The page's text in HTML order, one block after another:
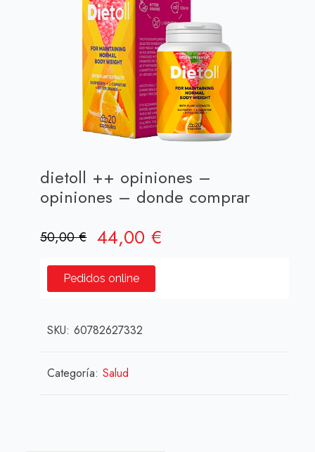
dietoll ++ opiniones –
opiniones – donde comprar
50,00€ El
original
era:
50,00 €.
44,00€
Pedidos online
SKU:60782627332
Categoría:Salud